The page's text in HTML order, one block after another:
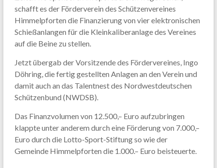
schafft es der Förderverein des Schützenvereines
Himmelpforten die Finanzierung von vier elektronischen
Schießanlangen für die Kleinkaliberanlage des Vereines
auf die Beine zu stellen.
Jetzt übergab der Vorsitzende des Fördervereines, Ingo
Döhring, die fertig gestellten Anlagen an den Verein und
damit auch an das Talentnest des Nordwestdeutschen
Schützenbund (NWDSB).
Das Finanzvolumen von 12.500,– Euro aufzubringen
klappte unter anderem durch eine Förderung von 7.000,–
Euro durch die Lotto-Sport-Stiftung so wie der
Gemeinde Himmelpforten die 1.000.– Euro beisteuerte.